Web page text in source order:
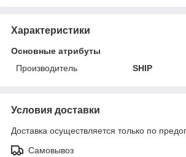
Характеристики
Основные атрибуты
Производитель
SHIP
Условия доставки
Доставка осуществляется только по
Самовывоз